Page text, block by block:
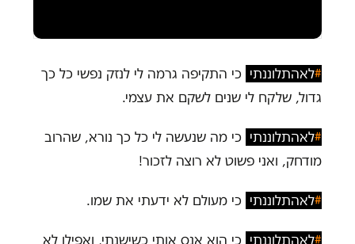
#לאהתלוננתי כי התקיפה גרמה לי לנזק נפשי כל כך
גדול, שלקח לי שנים לשקם את עצמי.
#לאהתלוננתי כי מה שנעשה לי כל כך נורא, שהרוב
מודחק, ואני פשוט לא רוצה לזכור!
#לאהתלוננתי כי מעולם לא ידעתי את שמו.
#לאהתלוננתי כי הוא אנס אותי כשישנתי, ואפילו לא